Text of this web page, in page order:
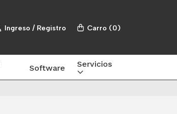
Ingreso / Registro Carro (0)
Software Servicios